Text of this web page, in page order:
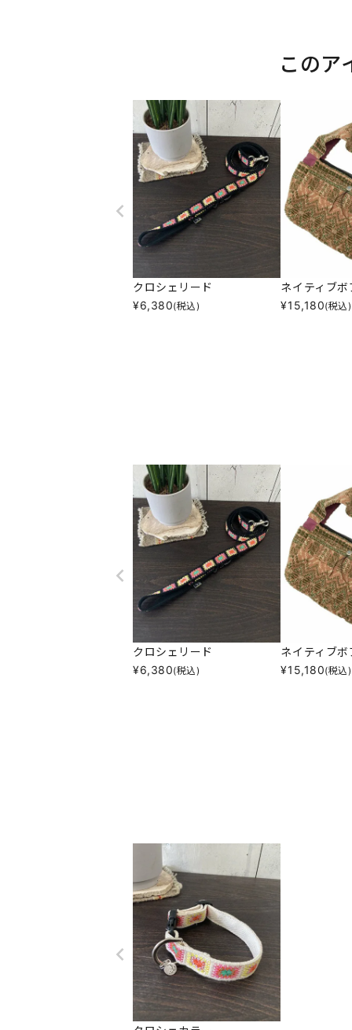
このア
クロシェリード
¥6,380(税込)
ネイティブ
¥15,180(税込)
クロシェリード
¥6,380(税込)
ネイティブ
¥15,180(税込)